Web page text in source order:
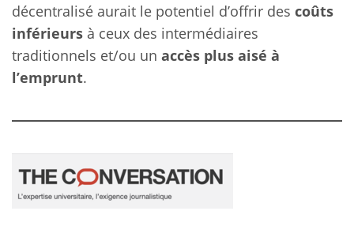
décentralisé aurait le potentiel d’offrir des coûts
inférieurs à ceux des intermédiaires
traditionnels et/ou un accès plus aisé à
l’emprunt.